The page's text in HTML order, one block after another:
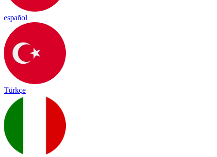
español
Türkçe